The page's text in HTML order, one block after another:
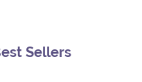
Sellers